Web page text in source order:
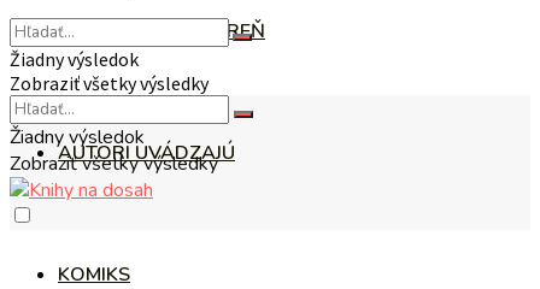
LITERÁRNA KAVIAREŇ
AUTORI UVÁDZAJÚ
KOMIKS
Žiadny výsledok
Zobraziť všetky výsledky
Žiadny výsledok
Zobraziť všetky výsledky